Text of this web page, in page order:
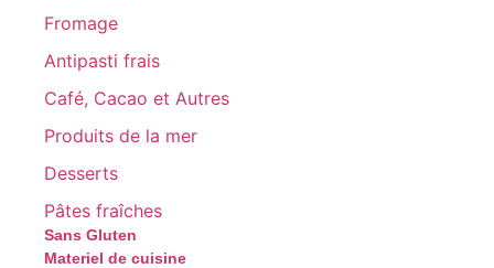
Fromage
Antipasti frais
Café, Cacao et Autres
Produits de la mer
Desserts
Pâtes fraîches
Sans Gluten
Materiel de cuisine